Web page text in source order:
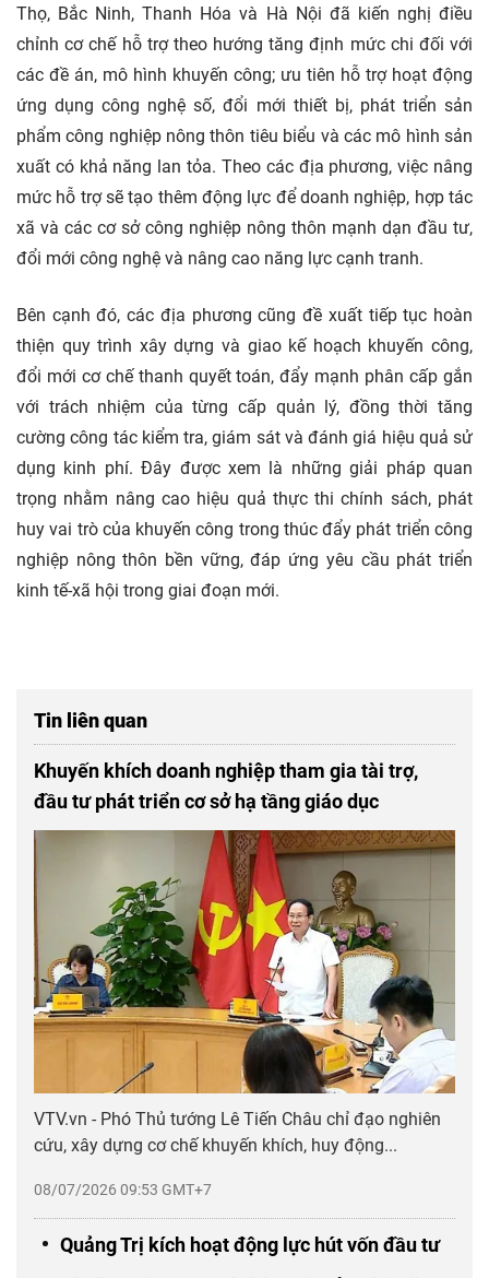
Thọ, Bắc Ninh, Thanh Hóa và Hà Nội đã kiến nghị điều
chỉnh cơ chế hỗ trợ theo hướng tăng định mức chi đối với
các đề án, mô hình khuyến công; ưu tiên hỗ trợ hoạt động
ứng dụng công nghệ số, đổi mới thiết bị, phát triển sản
phẩm công nghiệp nông thôn tiêu biểu và các mô hình sản
xuất có khả năng lan tỏa. Theo các địa phương, việc nâng
mức hỗ trợ sẽ tạo thêm động lực để doanh nghiệp, hợp tác
xã và các cơ sở công nghiệp nông thôn mạnh dạn đầu tư,
đổi mới công nghệ và nâng cao năng lực cạnh tranh.
Bên cạnh đó, các địa phương cũng đề xuất tiếp tục hoàn
thiện quy trình xây dựng và giao kế hoạch khuyến công,
đổi mới cơ chế thanh quyết toán, đẩy mạnh phân cấp gắn
với trách nhiệm của từng cấp quản lý, đồng thời tăng
cường công tác kiểm tra, giám sát và đánh giá hiệu quả sử
dụng kinh phí. Đây được xem là những giải pháp quan
trọng nhằm nâng cao hiệu quả thực thi chính sách, phát
huy vai trò của khuyến công trong thúc đẩy phát triển công
nghiệp nông thôn bền vững, đáp ứng yêu cầu phát triển
kinh tế-xã hội trong giai đoạn mới.
Tin liên quan
Khuyến khích doanh nghiệp tham gia tài trợ,
đầu tư phát triển cơ sở hạ tầng giáo dục
08/07/2026 09:53 GMT+7
VTV.vn - Phó Thủ tướng Lê Tiến Châu chỉ đạo nghiên
cứu, xây dựng cơ chế khuyến khích, huy động...
Quảng Trị kích hoạt động lực hút vốn đầu tư